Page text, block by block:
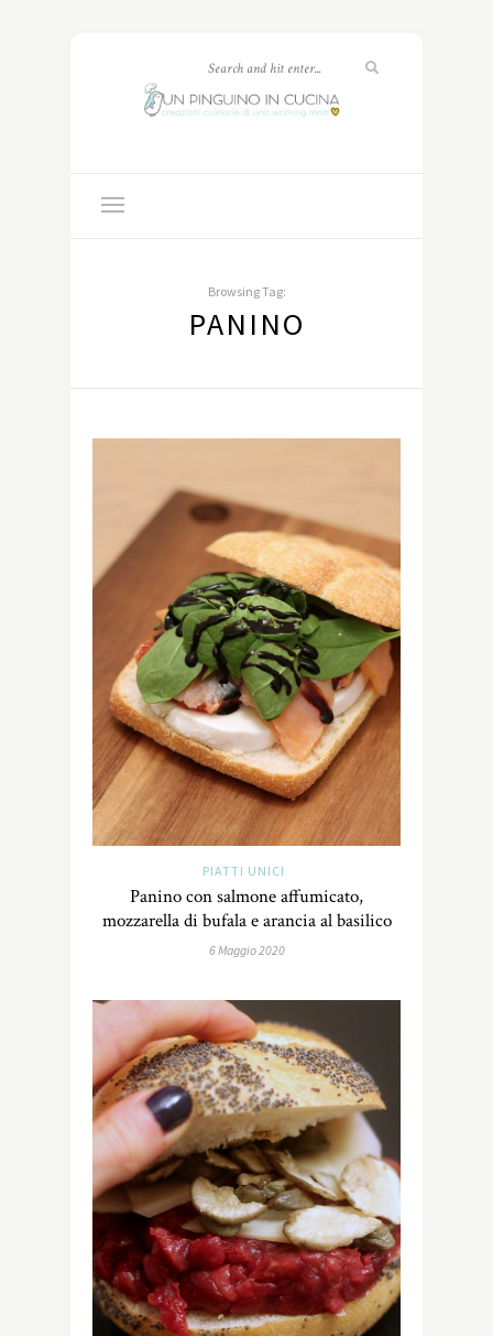
Browsing Tag:
PANINO
PIATTI UNICI
Panino con salmone affumicato,
mozzarella di bufala e arancia al basilico
6 Maggio 2020